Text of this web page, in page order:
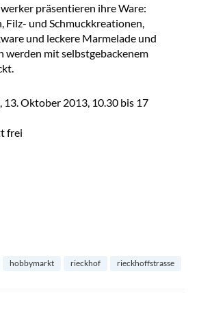
präsentieren ihre Ware:
Filz- und Schmuckkreationen,
und leckere Marmelade und
werden mit selbstgebackenem
13. Oktober 2013, 10.30 bis 17
frei
hobbymarkt rieckhof rieckhoffstrasse